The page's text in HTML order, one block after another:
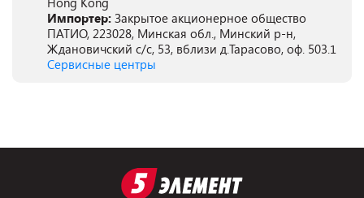
Импортер: Закрытое акционерное общество
ПАТИО, 223028, Минская обл., Минский р-н,
Ждановичский с/с, 53, вблизи д.Тарасово, оф. 503.1
Сервисные центры